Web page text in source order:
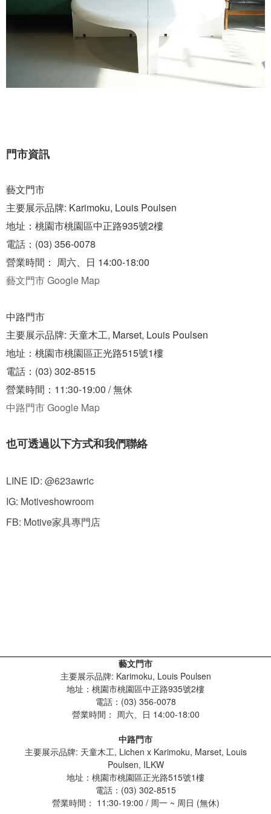
門市資訊
藝文門市
主要展示品牌: Karimoku, Louis Poulsen
地址：桃園市桃園區中正路935號2樓
電話：(03) 356-0078
營業時間： 周六、日 14:00-18:00
藝文門市 Google Map
中路門市
主要展示品牌: 天童木工, Marset, Louis Poulsen
地址：桃園市桃園區正光路515號1樓
電話：(03) 302-8515
營業時間：11:30-19:00 / 無休
中路門市 Google Map
也可透過以下方式和我們聯絡
LINE ID: @623awric
IG: Motiveshowroom
FB: Motive家具專門店
藝文門市
主要展示品牌: Karimoku, Louis Poulsen
地址：桃園市桃園區中正路935號2樓
電話：(03) 356-0078
營業時間： 周六、日 14:00-18:00
中路門市
主要展示品牌: 天童木工, Lichen x Karimoku, Marset, Louis
Poulsen, ILKW
地址：桃園市桃園區正光路515號1樓
電話：(03) 302-8515
營業時間： 11:30-19:00 / 周一 ~ 周日 (無休)